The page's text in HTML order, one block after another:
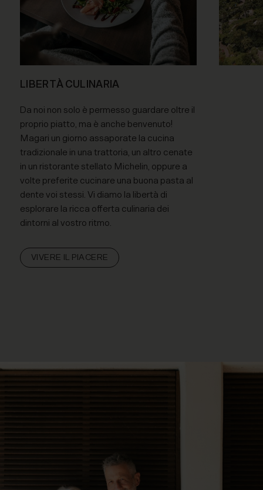
LIBERTÀ CULINARIA
Da noi non solo è permesso guardare oltre il
proprio piatto, ma è anche benvenuto!
Magari un giorno assaporate la cucina
tradizionale in una trattoria, un altro cenate
in un ristorante stellato Michelin, oppure a
volte preferite cucinare una buona pasta al
dente voi stessi. Vi diamo la libertà di
esplorare la ricca offerta culinaria dei
dintorni al vostro ritmo.
VIVERE IL PIACERE